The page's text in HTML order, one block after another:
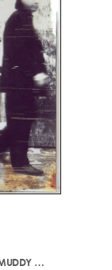
– MUDDY WATER BLUES (A TRIBUTE TO MUDDY WATERS)